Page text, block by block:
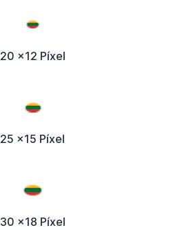
20 x12 Píxel
25 x15 Píxel
30 x18 Píxel